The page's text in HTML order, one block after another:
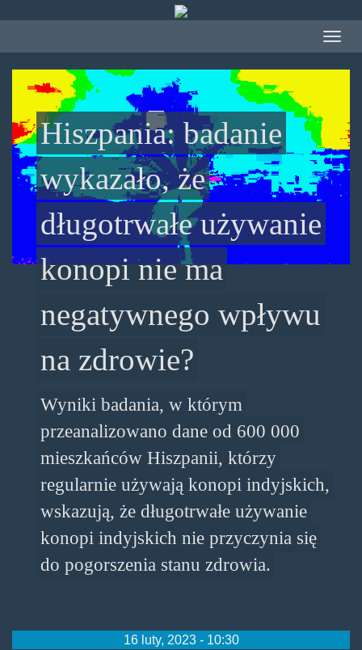
treści
Toggle
Hiszpania: badanie
wykazało, że
długotrwałe używanie
konopi nie ma
negatywnego wpływu
na zdrowie?
Wyniki badania, w którym
przeanalizowano dane od 600 000
mieszkańców Hiszpanii, którzy
regularnie używają konopi indyjskich,
wskazują, że długotrwałe używanie
konopi indyjskich nie przyczynia się
do pogorszenia stanu zdrowia.
16 luty, 2023 - 10:30